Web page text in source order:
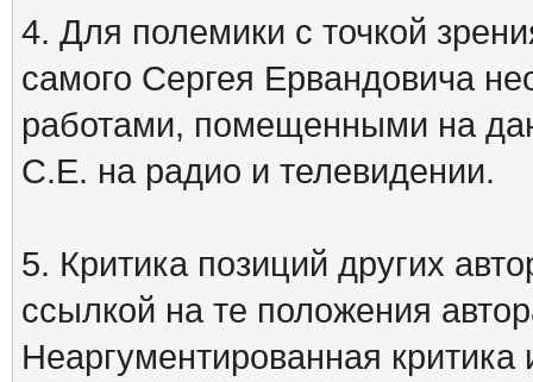
4. Для полемики с точкой
самого Сергея Ервандовича
работами, помещенными на
С.Е. на радио и телевидении.
5. Критика позиций других
ссылкой на те положения
Неаргументированная